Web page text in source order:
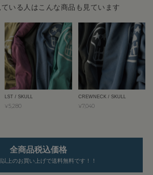
いる人はこんな商品も見ています
LST / SKULL
¥5,280
CREWNECK / SKULL
¥7,040
全商品税込価格
上のお買い上げで送料無料です！！